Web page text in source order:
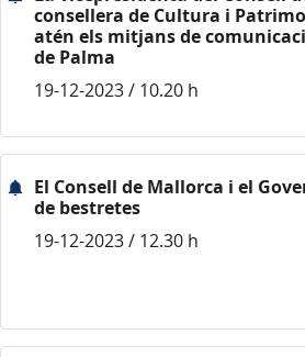
consellera de Cultura i
atén els mitjans de
de Palma
19-12-2023 / 10.20 h
El Consell de Mallorca i el
de bestretes
19-12-2023 / 12.30 h